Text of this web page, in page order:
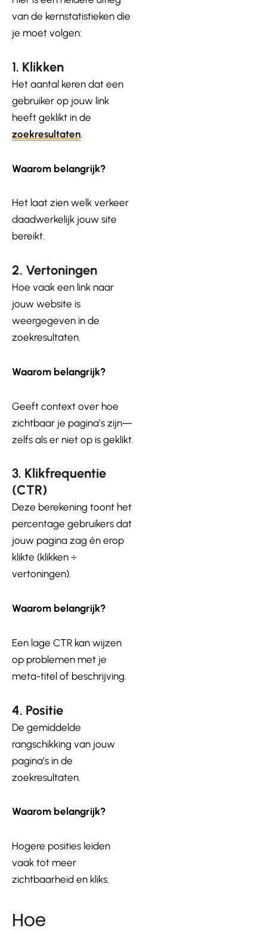
van de kernstatistieken die
je moet volgen:
1. Klikken
Het aantal keren dat een
gebruiker op jouw link
heeft geklikt in de
zoekresultaten
Waarom belangrijk?
Het laat zien welk verkeer
daadwerkelijk jouw site
bereikt.
2. Vertoningen
Hoe vaak een link naar
jouw website is
weergegeven in de
zoekresultaten.
Waarom belangrijk?
Geeft context over hoe
zichtbaar je pagina’s zijn—
zelfs als er niet op is geklikt.
3. Klikfrequentie
(CTR)
Deze berekening toont het
percentage gebruikers dat
jouw pagina zag én erop
klikte (klikken ÷
vertoningen).
Waarom belangrijk?
Een lage CTR kan wijzen
op problemen met je
meta-titel of beschrijving.
4. Positie
De gemiddelde
rangschikking van jouw
pagina’s in de
zoekresultaten.
Waarom belangrijk?
Hogere posities leiden
vaak tot meer
zichtbaarheid en kliks.
Hoe